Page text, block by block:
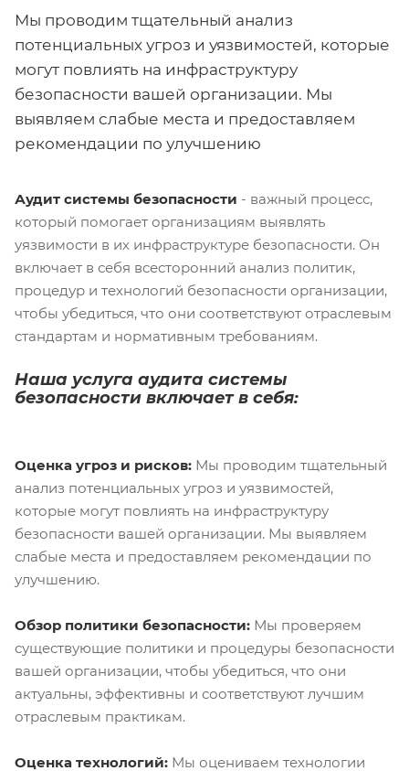
Мы проводим тщательный анализ
потенциальных угроз и уязвимостей, которые
могут повлиять на инфраструктуру
безопасности вашей организации. Мы
выявляем слабые места и предоставляем
рекомендации по улучшению
Аудит системы безопасности - важный процесс,
который помогает организациям выявлять
уязвимости в их инфраструктуре безопасности. Он
включает в себя всесторонний анализ политик,
процедур и технологий безопасности организации,
чтобы убедиться, что они соответствуют отраслевым
стандартам и нормативным требованиям.
Наша услуга аудита системы
безопасности включает в себя:
Оценка угроз и рисков: Мы проводим тщательный
анализ потенциальных угроз и уязвимостей,
которые могут повлиять на инфраструктуру
безопасности вашей организации. Мы выявляем
слабые места и предоставляем рекомендации по
улучшению.
Обзор политики безопасности: Мы проверяем
существующие политики и процедуры безопасности
вашей организации, чтобы убедиться, что они
актуальны, эффективны и соответствуют лучшим
отраслевым практикам.
Оценка технологий: Мы оцениваем технологии